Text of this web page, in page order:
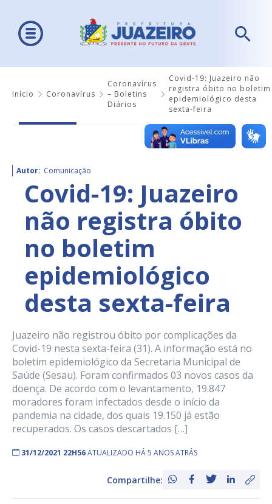
Início Coronavírus
Coronavírus
– Boletins
Diários
Covid-19: Juazeiro não
registra óbito no boletim
epidemiológico desta
sexta-feira
Autor: Comunicação
Covid-19: Juazeiro
não registra óbito
no boletim
epidemiológico
desta sexta-feira
Juazeiro não registrou óbito por complicações da
Covid-19 nesta sexta-feira (31). A informação está no
boletim epidemiológico da Secretaria Municipal de
Saúde (Sesau). Foram confirmados 03 novos casos da
doença. De acordo com o levantamento, 19.847
moradores foram infectados desde o início da
pandemia na cidade, dos quais 19.150 já estão
recuperados. Os casos descartados […]
31/12/2021 22H56ATUALIZADO HÁ 5 ANOS ATRÁS
Compartilhe: